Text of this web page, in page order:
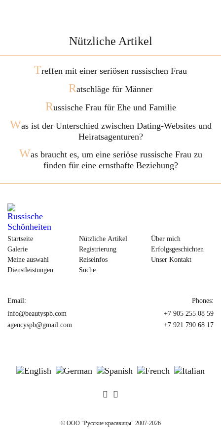
Nützliche Artikel
Treffen mit einer seriösen russischen Frau
Ratschläge für Männer
Russische Frau für Ehe und Familie
Was ist der Unterschied zwischen Dating-Websites und
Heiratsagenturen?
Was braucht es, um eine seriöse russische Frau zu
finden für eine ernsthafte Beziehung?
Startseite
Galerie
Meine auswahl
Dienstleistungen
Nützliche Artikel
Registrierung
Reiseinfos
Suche
Über mich
Erfolgsgeschichten
Unser Kontakt
Email:
info@beautyspb.com
agencyspb@gmail.com
Phones:
+7 905 255 08 59
+7 921 790 68 17
© OOO "Русские красавицы" 2007-2026